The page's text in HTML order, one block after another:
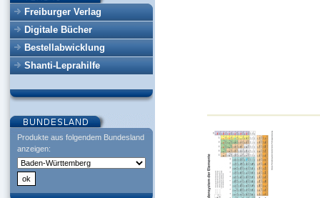
Freiburger Verlag
Digitale Bücher
Bestellabwicklung
Shanti-Leprahilfe
Produkte aus folgendem Bundesland
anzeigen: